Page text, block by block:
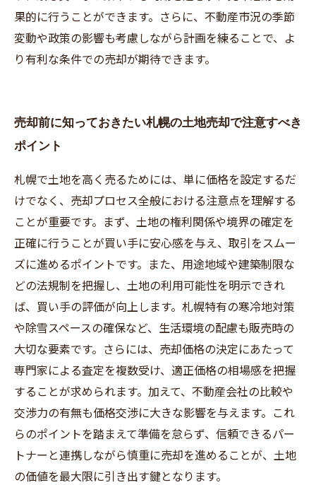
果的に行うことができます。さらに、不動産市況の季節
変動や政策の影響も考慮しながら計画を練ることで、よ
り有利な条件での売却が期待できます。
売却前に知っておきたい札幌の土地売却で注意すべき
ポイント
札幌で土地を高く売るためには、単に価格を設定するだ
けでなく、売却プロセス全般における注意点を理解する
ことが重要です。まず、土地の権利関係や境界の確定を
正確に行うことが買い手に安心感を与え、取引をスムー
ズに進めるポイントです。また、用途地域や建築制限な
どの法規制を把握し、土地の利用可能性を明示できれ
ば、買い手の評価が向上します。札幌特有の寒冷地対策
や除雪スペースの確保など、生活環境の配慮も販売時の
大切な要素です。さらには、売却価格の決定にあたって
専門家による査定を複数受け、適正価格の相場感を把握
することが求められます。加えて、不動産会社の比較や
交渉力の有無も価格交渉に大きな影響を与えます。これ
らのポイントを踏まえて準備を怠らず、信頼できるパー
トナーと連携しながら慎重に売却を進めることが、土地
の価値を最大限に引き出す鍵となります。